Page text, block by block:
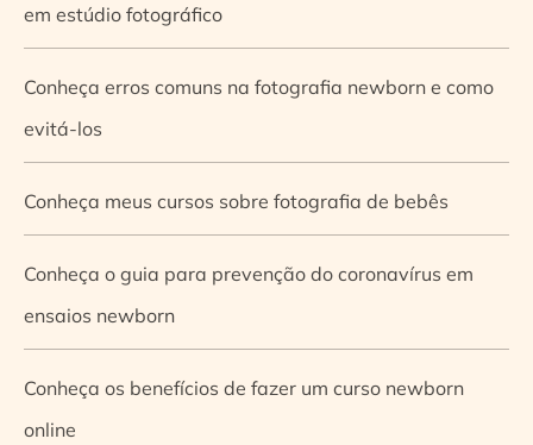
em estúdio fotográfico
Conheça erros comuns na fotografia newborn e como
evitá-los
Conheça meus cursos sobre fotografia de bebês
Conheça o guia para prevenção do coronavírus em
ensaios newborn
Conheça os benefícios de fazer um curso newborn
online